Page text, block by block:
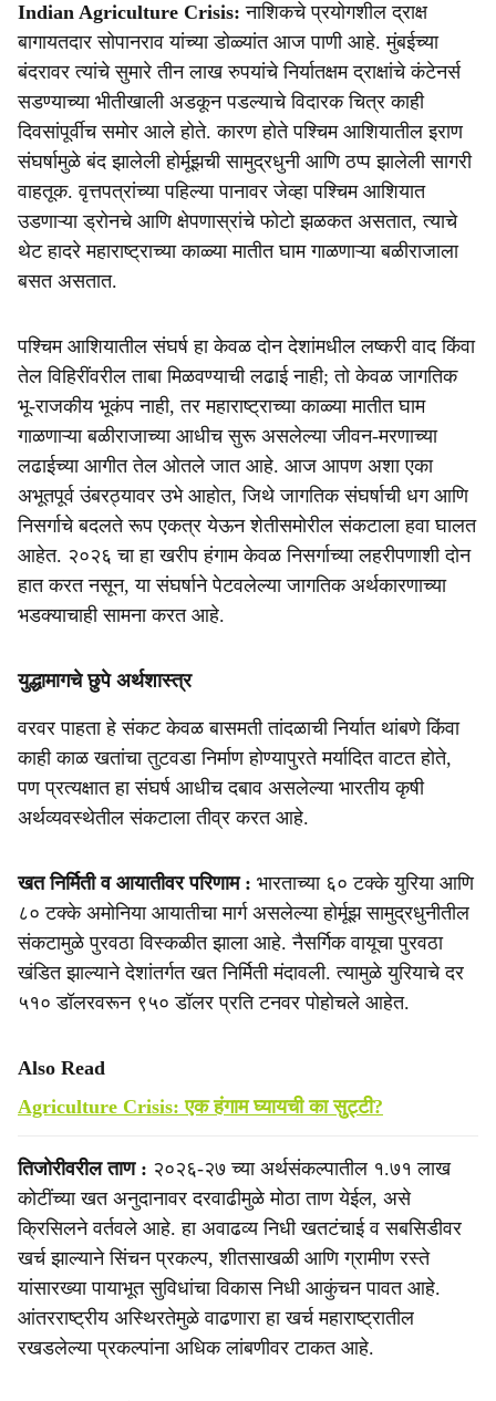
r
e
Indian Agriculture Crisis: नाशिकचे प्रयोगशील द्राक्ष
बागायतदार सोपानराव यांच्या डोळ्यांत आज पाणी आहे. मुंबईच्या
बंदरावर त्यांचे सुमारे तीन लाख रुपयांचे निर्यातक्षम द्राक्षांचे कंटेनर्स
सडण्याच्या भीतीखाली अडकून पडल्याचे विदारक चित्र काही
दिवसांपूर्वीच समोर आले होते. कारण होते पश्चिम आशियातील इराण
संघर्षामुळे बंद झालेली होर्मूझची सामुद्रधुनी आणि ठप्प झालेली सागरी
वाहतूक. वृत्तपत्रांच्या पहिल्या पानावर जेव्हा पश्चिम आशियात
उडणाऱ्या ड्रोनचे आणि क्षेपणास्रांचे फोटो झळकत असतात, त्याचे
थेट हादरे महाराष्ट्राच्या काळ्या मातीत घाम गाळणाऱ्या बळीराजाला
बसत असतात.
पश्चिम आशियातील संघर्ष हा केवळ दोन देशांमधील लष्करी वाद किंवा
तेल विहिरींवरील ताबा मिळवण्याची लढाई नाही; तो केवळ जागतिक
भू-राजकीय भूकंप नाही, तर महाराष्ट्राच्या काळ्या मातीत घाम
गाळणाऱ्या बळीराजाच्या आधीच सुरू असलेल्या जीवन-मरणाच्या
लढाईच्या आगीत तेल ओतले जात आहे. आज आपण अशा एका
अभूतपूर्व उंबरठ्यावर उभे आहोत, जिथे जागतिक संघर्षाची धग आणि
निसर्गाचे बदलते रूप एकत्र येऊन शेतीसमोरील संकटाला हवा घालत
आहेत. २०२६ चा हा खरीप हंगाम केवळ निसर्गाच्या लहरीपणाशी दोन
हात करत नसून, या संघर्षाने पेटवलेल्या जागतिक अर्थकारणाच्या
भडक्याचाही सामना करत आहे.
युद्धामागचे छुपे अर्थशास्त्र
वरवर पाहता हे संकट केवळ बासमती तांदळाची निर्यात थांबणे किंवा
काही काळ खतांचा तुटवडा निर्माण होण्यापुरते मर्यादित वाटत होते,
पण प्रत्यक्षात हा संघर्ष आधीच दबाव असलेल्या भारतीय कृषी
अर्थव्यवस्थेतील संकटाला तीव्र करत आहे.
खत निर्मिती व आयातीवर परिणाम : भारताच्या ६० टक्के युरिया आणि
८० टक्के अमोनिया आयातीचा मार्ग असलेल्या होर्मूझ सामुद्रधुनीतील
संकटामुळे पुरवठा विस्कळीत झाला आहे. नैसर्गिक वायूचा पुरवठा
खंडित झाल्याने देशांतर्गत खत निर्मिती मंदावली. त्यामुळे युरियाचे दर
५१० डॉलरवरून ९५० डॉलर प्रति टनवर पोहोचले आहेत.
Also Read
Agriculture Crisis: एक हंगाम घ्यायची का सुट्टी?
तिजोरीवरील ताण : २०२६-२७ च्या अर्थसंकल्पातील १.७१ लाख
कोटींच्या खत अनुदानावर दरवाढीमुळे मोठा ताण येईल, असे
क्रिसिलने वर्तवले आहे. हा अवाढव्य निधी खतटंचाई व सबसिडीवर
खर्च झाल्याने सिंचन प्रकल्प, शीतसाखळी आणि ग्रामीण रस्ते
यांसारख्या पायाभूत सुविधांचा विकास निधी आकुंचन पावत आहे.
आंतरराष्ट्रीय अस्थिरतेमुळे वाढणारा हा खर्च महाराष्ट्रातील
रखडलेल्या प्रकल्पांना अधिक लांबणीवर टाकत आहे.